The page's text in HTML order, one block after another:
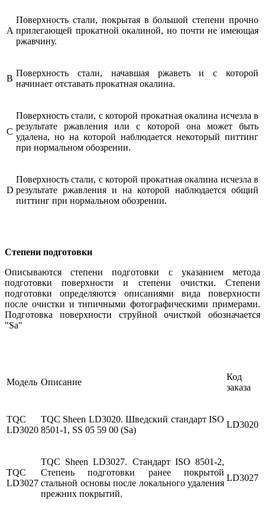
А
Поверхность стали, покрытая в большой степени прочно
прилегающей прокатной окалиной, но почти не имеющая
ржавчину.
В
Поверхность стали, начавшая ржаветь и с которой
начинает отставать прокатная окалина.
С
Поверхность стали, с которой прокатная окалина исчезла в
результате ржавления или с которой она может быть
удалена, но на которой наблю­дается некоторый питтинг
при нормальном обозрении.
D
Поверхность стали, с которой прокатная окалина исчезла в
результате ржавления и на которой наблюдается общий
питтинг при нормальном обозрении.
Степени подготовки
Описываются степени подготовки с указанием метода
подготовки поверх­ности и степени очистки. Степени
подготовки определяются описаниями вида поверхности
после очистки и типичными фотографическими примерами.
Подготовка поверхности струйной очисткой обозначается
"Sa"
Модель Описание
Код
заказа
TQC
LD3020
TQC Sheen LD3020. Шведский стандарт ISO
8501-1, SS 05 59 00 (Sa)
LD3020
TQC
LD3027
TQC Sheen LD3027. Стандарт ISO 8501-2,
Степень подготовки ранее покрытой
стальной основы после локального удаления
прежних покрытий.
LD3027